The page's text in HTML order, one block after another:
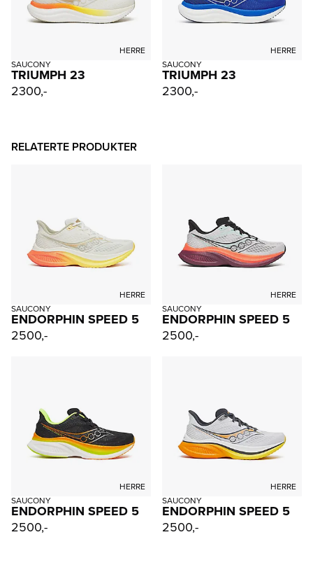
HERRE
SAUCONY
TRIUMPH 23
2300,-
HERRE
SAUCONY
TRIUMPH 23
2300,-
RELATERTE PRODUKTER
HERRE
SAUCONY
ENDORPHIN SPEED 5
2500,-
HERRE
SAUCONY
ENDORPHIN SPEED 5
2500,-
HERRE
SAUCONY
ENDORPHIN SPEED 5
2500,-
HERRE
SAUCONY
ENDORPHIN SPEED 5
2500,-